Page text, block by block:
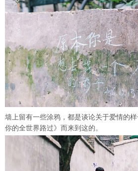
墙上留有一些涂鸦，都是谈论关于爱情的
你的全世界路过》而来到这的。